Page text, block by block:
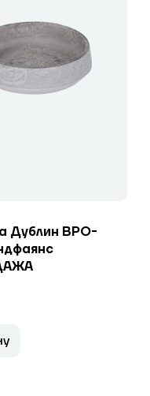
Дублин BPO-